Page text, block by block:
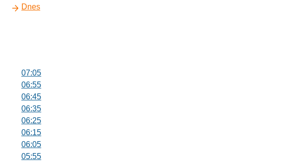
Dnes
07:05
06:55
06:45
06:35
06:25
06:15
06:05
05:55